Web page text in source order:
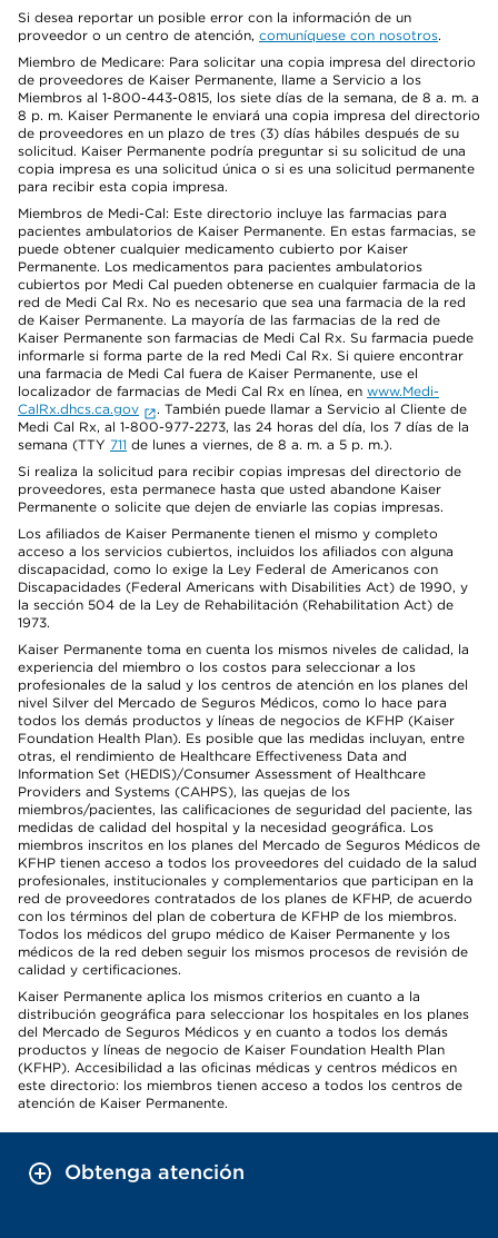
Si desea reportar un posible error con la información de un
proveedor o un centro de atención, comuníquese con nosotros.
Miembro de Medicare: Para solicitar una copia impresa del directorio
de proveedores de Kaiser Permanente, llame a Servicio a los
Miembros al 1-800-443-0815, los siete días de la semana, de 8 a. m. a
8 p. m. Kaiser Permanente le enviará una copia impresa del directorio
de proveedores en un plazo de tres (3) días hábiles después de su
solicitud. Kaiser Permanente podría preguntar si su solicitud de una
copia impresa es una solicitud única o si es una solicitud permanente
para recibir esta copia impresa.
Miembros de Medi-Cal: Este directorio incluye las farmacias para
pacientes ambulatorios de Kaiser Permanente. En estas farmacias, se
puede obtener cualquier medicamento cubierto por Kaiser
Permanente. Los medicamentos para pacientes ambulatorios
cubiertos por Medi Cal pueden obtenerse en cualquier farmacia de la
red de Medi Cal Rx. No es necesario que sea una farmacia de la red
de Kaiser Permanente. La mayoría de las farmacias de la red de
Kaiser Permanente son farmacias de Medi Cal Rx. Su farmacia puede
informarle si forma parte de la red Medi Cal Rx. Si quiere encontrar
una farmacia de Medi Cal fuera de Kaiser Permanente, use el
localizador de farmacias de Medi Cal Rx en línea, en www.Medi-
CalRx.dhcs.ca.gov
. También puede llamar a Servicio al Cliente de
Medi Cal Rx, al 1-800-977-2273, las 24 horas del día, los 7 días de la
semana (TTY 711 de lunes a viernes, de 8 a. m. a 5 p. m.).
Si realiza la solicitud para recibir copias impresas del directorio de
proveedores, esta permanece hasta que usted abandone Kaiser
Permanente o solicite que dejen de enviarle las copias impresas.
Los afiliados de Kaiser Permanente tienen el mismo y completo
acceso a los servicios cubiertos, incluidos los afiliados con alguna
discapacidad, como lo exige la Ley Federal de Americanos con
Discapacidades (Federal Americans with Disabilities Act) de 1990, y
la sección 504 de la Ley de Rehabilitación (Rehabilitation Act) de
1973.
Kaiser Permanente toma en cuenta los mismos niveles de calidad, la
experiencia del miembro o los costos para seleccionar a los
profesionales de la salud y los centros de atención en los planes del
nivel Silver del Mercado de Seguros Médicos, como lo hace para
todos los demás productos y líneas de negocios de KFHP (Kaiser
Foundation Health Plan). Es posible que las medidas incluyan, entre
otras, el rendimiento de Healthcare Effectiveness Data and
Information Set (HEDIS)/Consumer Assessment of Healthcare
Providers and Systems (CAHPS), las quejas de los
miembros/pacientes, las calificaciones de seguridad del paciente, las
medidas de calidad del hospital y la necesidad geográfica. Los
miembros inscritos en los planes del Mercado de Seguros Médicos de
KFHP tienen acceso a todos los proveedores del cuidado de la salud
profesionales, institucionales y complementarios que participan en la
red de proveedores contratados de los planes de KFHP, de acuerdo
con los términos del plan de cobertura de KFHP de los miembros.
Todos los médicos del grupo médico de Kaiser Permanente y los
médicos de la red deben seguir los mismos procesos de revisión de
calidad y certificaciones.
Kaiser Permanente aplica los mismos criterios en cuanto a la
distribución geográfica para seleccionar los hospitales en los planes
del Mercado de Seguros Médicos y en cuanto a todos los demás
productos y líneas de negocio de Kaiser Foundation Health Plan
(KFHP). Accesibilidad a las oficinas médicas y centros médicos en
este directorio: los miembros tienen acceso a todos los centros de
atención de Kaiser Permanente.
Obtenga atención